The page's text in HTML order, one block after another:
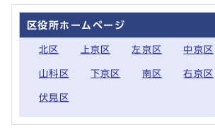
区役所ホームページ
北区 上京区 左京区 中京区
山科区 下京区 南区 右京区
伏見区